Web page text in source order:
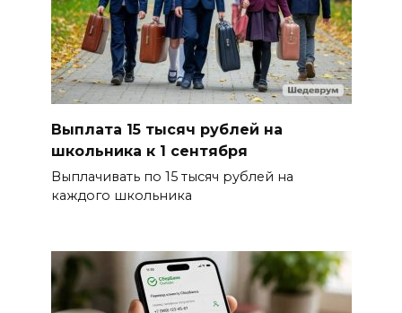
Выплата 15 тысяч рублей на
школьника к 1 сентября
Выплачивать по 15 тысяч рублей на
каждого школьника